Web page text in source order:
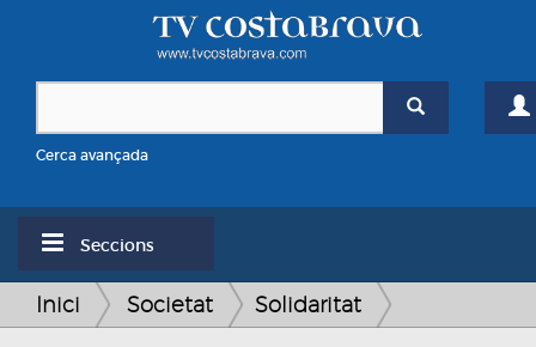
Cerca avançada
Seccions
Inici Societat Solidaritat